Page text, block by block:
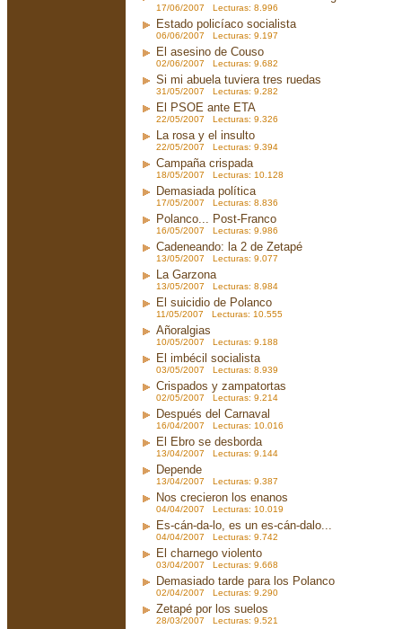
17/06/2007 Lecturas: 8.996
Estado policíaco socialista
06/06/2007 Lecturas: 9.197
El asesino de Couso
02/06/2007 Lecturas: 9.682
Si mi abuela tuviera tres ruedas
31/05/2007 Lecturas: 9.282
El PSOE ante ETA
22/05/2007 Lecturas: 9.326
La rosa y el insulto
22/05/2007 Lecturas: 9.394
Campaña crispada
18/05/2007 Lecturas: 10.128
Demasiada política
17/05/2007 Lecturas: 8.836
Polanco... Post-Franco
16/05/2007 Lecturas: 9.986
Cadeneando: la 2 de Zetapé
13/05/2007 Lecturas: 9.077
La Garzona
13/05/2007 Lecturas: 8.984
El suicidio de Polanco
11/05/2007 Lecturas: 10.555
Añoralgias
10/05/2007 Lecturas: 9.188
El imbécil socialista
03/05/2007 Lecturas: 8.939
Crispados y zampatortas
02/05/2007 Lecturas: 9.214
Después del Carnaval
16/04/2007 Lecturas: 10.016
El Ebro se desborda
13/04/2007 Lecturas: 9.144
Depende
13/04/2007 Lecturas: 9.387
Nos crecieron los enanos
04/04/2007 Lecturas: 10.019
Es-cán-da-lo, es un es-cán-dalo...
04/04/2007 Lecturas: 9.742
El charnego violento
03/04/2007 Lecturas: 9.668
Demasiado tarde para los Polanco
02/04/2007 Lecturas: 9.290
Zetapé por los suelos
28/03/2007 Lecturas: 9.521